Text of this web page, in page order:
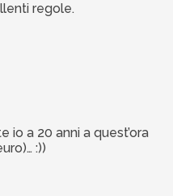
regole.
io a 20 anni a quest’ora
:))